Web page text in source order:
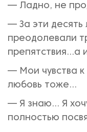
— Ладно, не
— За эти десять
преодолевали
препятствия…а
— Мои чувства к
любовь тоже…
— Я знаю… Я
полностью